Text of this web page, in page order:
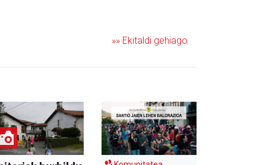
»» Ekitaldi gehiago